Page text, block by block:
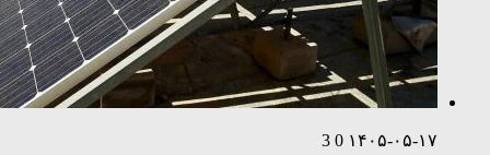
۱۴۰۵-۰۵-۱۷ 0
3